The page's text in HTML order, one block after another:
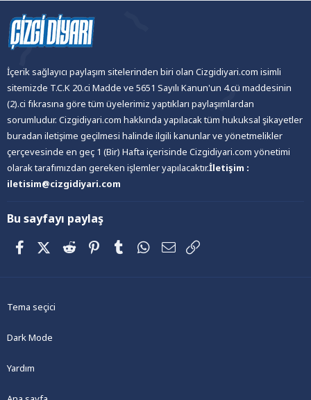
İçerik sağlayıcı paylaşım sitelerinden biri olan Cizgidiyari.com isimli
sitemizde T.C.K 20.ci Madde ve 5651 Sayılı Kanun'un 4.cü maddesinin
(2).ci fıkrasına göre tüm üyelerimiz yaptıkları paylaşımlardan
sorumludur. Cizgidiyari.com hakkında yapılacak tüm hukuksal şikayetler
buradan iletişime geçilmesi halinde ilgili kanunlar ve yönetmelikler
çerçevesinde en geç 1 (Bir) Hafta içerisinde Cizgidiyari.com yönetimi
olarak tarafımızdan gereken işlemler yapılacaktır.İletişim :
iletisim@cizgidiyari.com
Bu sayfayı paylaş
FacebookX (Twitter)
Reddit PinterestTumblrWhatsApp
E-posta
Tema seçici
Dark Mode
Yardım